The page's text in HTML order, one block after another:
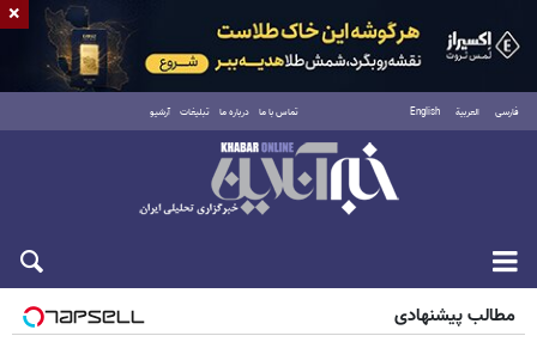
فارسی العربية English تماس با ما درباره ما تبلیغات آرشیو
جمعه ۱۶ مرداد ۱۴۰۵
مطالب پیشنهادی
×